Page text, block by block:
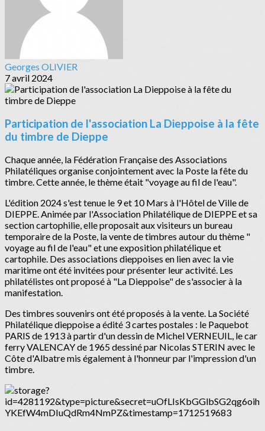
Georges OLIVIER
7 avril 2024
Participation de l'association La Dieppoise à la fête
du timbre de Dieppe
Chaque année, la Fédération Française des Associations
Philatéliques organise conjointement avec la Poste la fête du
timbre. Cette année, le thème était "voyage au fil de l'eau".
L'édition 2024 s'est tenue le 9 et 10 Mars à l'Hôtel de Ville de
DIEPPE. Animée par l'Association Philatélique de DIEPPE et sa
section cartophilie, elle proposait aux visiteurs un bureau
temporaire de la Poste, la vente de timbres autour du thème "
voyage au fil de l'eau" et une exposition philatélique et
cartophile. Des associations dieppoises en lien avec la vie
maritime ont été invitées pour présenter leur activité. Les
philatélistes ont proposé à "La Dieppoise" de s'associer à la
manifestation.
Des timbres souvenirs ont été proposés à la vente. La Société
Philatélique dieppoise a édité 3 cartes postales : le Paquebot
PARIS de 1913 à partir d'un dessin de Michel VERNEUIL, le car
ferry VALENCAY de 1965 dessiné par Nicolas STERIN avec le
Côte d'Albatre mis également à l'honneur par l'impression d'un
timbre.